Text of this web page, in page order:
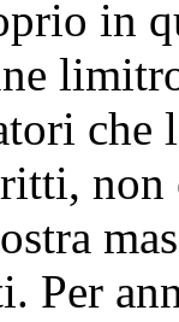
in
che
non
Per